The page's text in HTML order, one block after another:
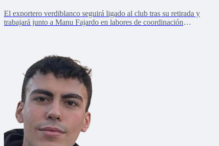
El exportero verdiblanco seguirá ligado al club tras su retirada y
trabajará junto a Manu Fajardo en labores de coordinación